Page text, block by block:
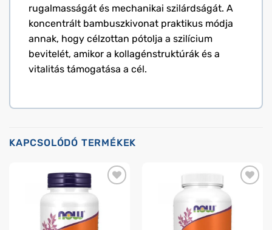
rugalmasságát és mechanikai szilárdságát. A
koncentrált bambuszkivonat praktikus módja
annak, hogy célzottan pótolja a szilícium
bevitelét, amikor a kollagénstruktúrák és a
vitalitás támogatása a cél.
KAPCSOLÓDÓ TERMÉKEK